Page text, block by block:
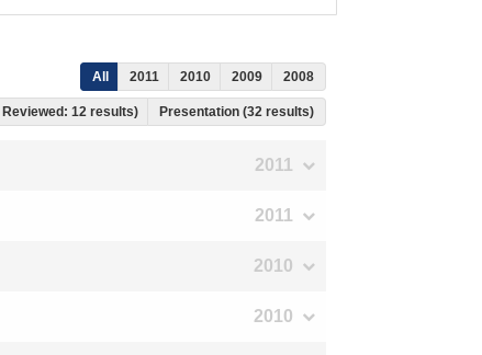
All 2011 2010 2009 2008
12 results) Presentation (32 results)
2011
2011
2010
2010